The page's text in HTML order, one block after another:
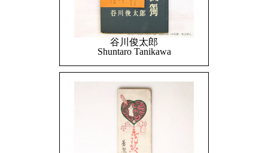
谷川俊太郎
Shuntaro Tanikawa